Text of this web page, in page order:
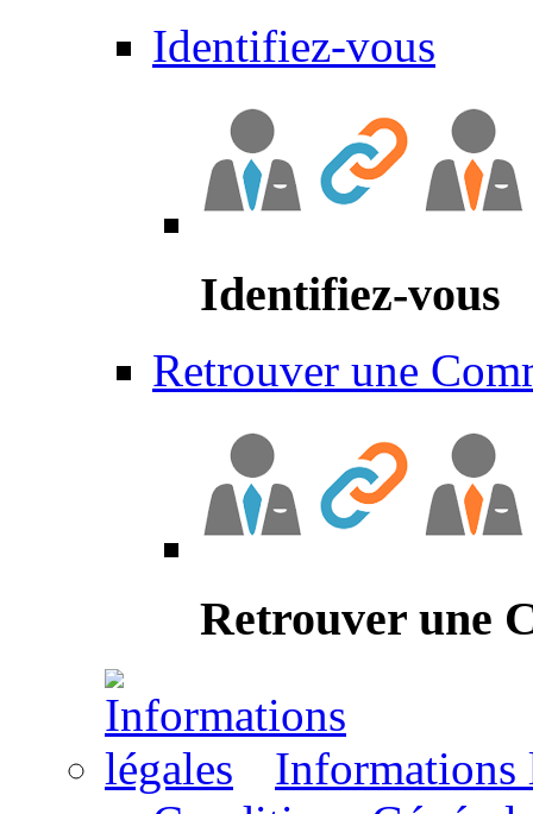
Identifiez-vous
Identifiez-vous
Retrouver une
Retrouver une
Informations